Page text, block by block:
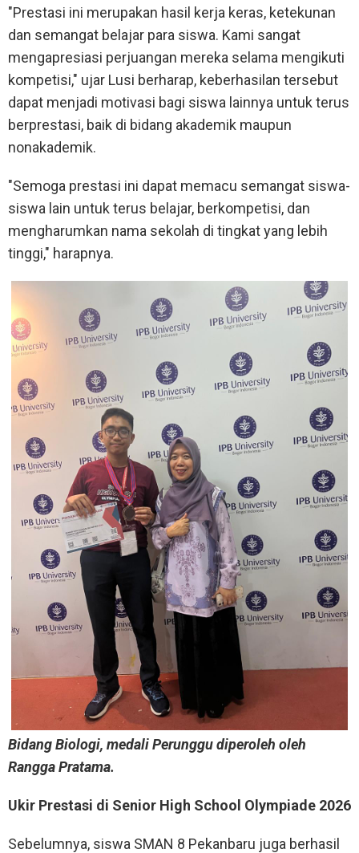
"Prestasi ini merupakan hasil kerja keras, ketekunan
dan semangat belajar para siswa. Kami sangat
mengapresiasi perjuangan mereka selama mengikuti
kompetisi," ujar Lusi berharap, keberhasilan tersebut
dapat menjadi motivasi bagi siswa lainnya untuk terus
berprestasi, baik di bidang akademik maupun
nonakademik.
"Semoga prestasi ini dapat memacu semangat siswa-
siswa lain untuk terus belajar, berkompetisi, dan
mengharumkan nama sekolah di tingkat yang lebih
tinggi," harapnya.
Bidang Biologi, medali Perunggu diperoleh oleh
Rangga Pratama.
Ukir Prestasi di Senior High School Olympiade 2026
Sebelumnya, siswa SMAN 8 Pekanbaru juga berhasil